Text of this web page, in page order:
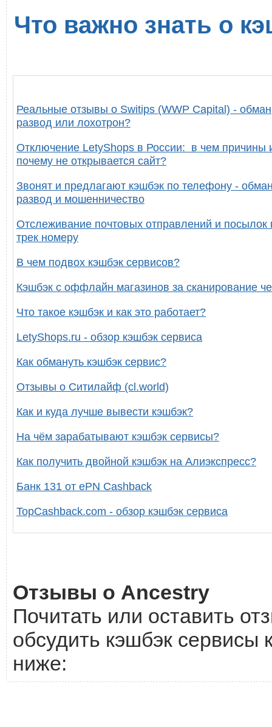
Что важно знать о
Реальные отзывы о Switips (WWP Capital) -
развод или лохотрон?
Отключение LetyShops в России: в чем причины
почему не открывается сайт?
Звонят и предлагают кэшбэк по телефону -
развод и мошенничество
Отслеживание почтовых отправлений и посылок
трек номеру
В чем подвох кэшбэк сервисов?
Кэшбэк с оффлайн магазинов за сканирование
Что такое кэшбэк и как это работает?
LetyShops.ru - обзор кэшбэк сервиса
Как обмануть кэшбэк сервис?
Отзывы о Ситилайф (cl.world)
Как и куда лучше вывести кэшбэк?
На чём зарабатывают кэшбэк сервисы?
Как получить двойной кэшбэк на Алиэкспресс?
Банк 131 от ePN Cashback
TopCashback.com - обзор кэшбэк сервиса
Отзывы о Ancestry
Почитать или оставить
обсудить кэшбэк сервисы
ниже: